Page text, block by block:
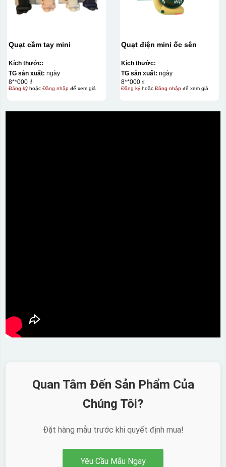
Khó khăn trong việc
in 1 số màu: Màu
Khó khăn trong việc
trong việc in đơn
sắc)
bị lem
Chất liệu in decal
phong phú, dễ dàng
Quạt cầm tay mini
Kích thước:
TG sản xuất: ngày
8**000 ₫
Đăng kýhoặc Đăng nhậpđể xem giá
Quạt điện mini ốc sên
Kích thước:
TG sản xuất: ngày
8**000 ₫
Đăng kýhoặc Đăng nhậpđể xem giá
Quan Tâm Đến Sản Phẩm Của
Chúng Tôi?
Đặt hàng mẫu trước khi quyết định mua!
Yêu Cầu Mẫu Ngay